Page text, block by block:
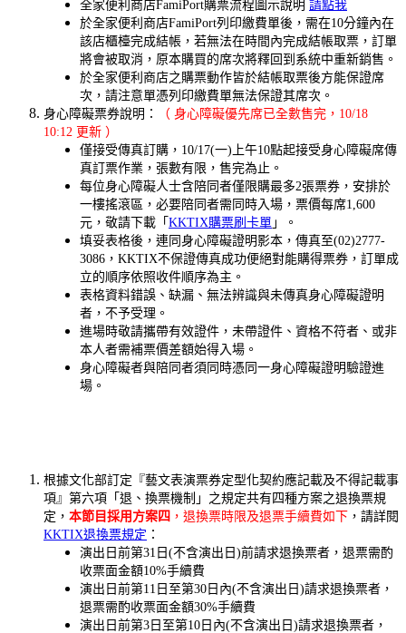
全家便利商店FamiPort購票流程圖示說明 請點我
於全家便利商店FamiPort列印繳費單後，需在10分鐘內在
該店櫃檯完成結帳，若無法在時間內完成結帳取票，訂單
將會被取消，原本購買的席次將釋回到系統中重新銷售。
於全家便利商店之購票動作皆於結帳取票後方能保證席
次，請注意單憑列印繳費單無法保證其席次。
身心障礙票券說明：
（ 身心障礙優先席已全數售完，10/18
10:12 更新 ）
僅接受傳真訂購，10/17(一)上午10點起接受身心障礙席傳
真訂票作業，張數有限，售完為止。
每位身心障礙人士含陪同者僅限購最多2張票券，安排於
一樓搖滾區，必要陪同者需同時入場，票價每席1,600
元，敬請下載「 KKTIX購票刷卡單 」。
填妥表格後，連同身心障礙證明影本，傳真至(02)2777-
3086，KKTIX不保證傳真成功便絕對能購得票券，訂單成
立的順序依照收件順序為主。
表格資料錯誤、缺漏、無法辨識與未傳真身心障礙證明
者，不予受理。
進場時敬請攜帶有效證件，未帶證件、資格不符者、或非
本人者需補票價差額始得入場。
身心障礙者與陪同者須同時憑同一身心障礙證明驗證進
場。
根據文化部訂定『藝文表演票券定型化契約應記載及不得記載事
項』第六項「退、換票機制」之規定共有四種方案之退換票規
定， 本節目採用方案四 ，退換票時限及退票手續費如下 ，請詳閱
KKTIX退換票規定 ：
演出日前第31日(不含演出日)前請求退換票者，退票需酌
收票面金額10%手續費
演出日前第11日至第30日內(不含演出日)請求退換票者，
退票需酌收票面金額30%手續費
演出日前第3日至第10日內(不含演出日)請求退換票者，